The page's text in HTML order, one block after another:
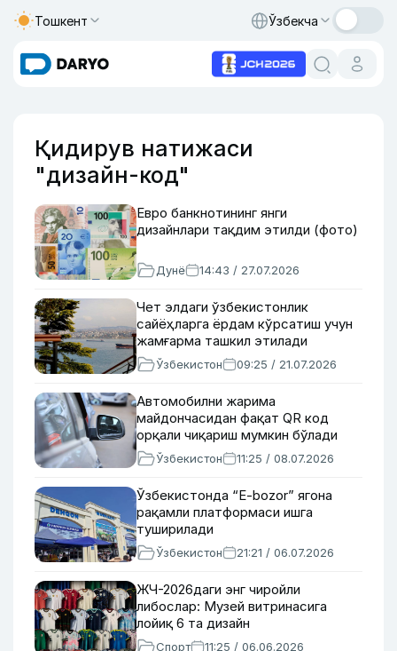
Тошкент Ўзбекча
Қидирув натижаси
"дизайн-код"
Евро банкнотининг янги
дизайнлари тақдим этилди (фото)
Дунё 14:43 / 27.07.2026
Чет элдаги ўзбекистонлик
сайёҳларга ёрдам кўрсатиш учун
жамғарма ташкил этилади
Ўзбекистон 09:25 / 21.07.2026
Автомобилни жарима
майдончасидан фақат QR код
орқали чиқариш мумкин бўлади
Ўзбекистон 11:25 / 08.07.2026
Ўзбекистонда “E-bozor” ягона
рақамли платформаси ишга
туширилади
Ўзбекистон 21:21 / 06.07.2026
ЖЧ-2026даги энг чиройли
либослар: Музей витринасига
лойиқ 6 та дизайн
Спорт 11:25 / 06.06.2026